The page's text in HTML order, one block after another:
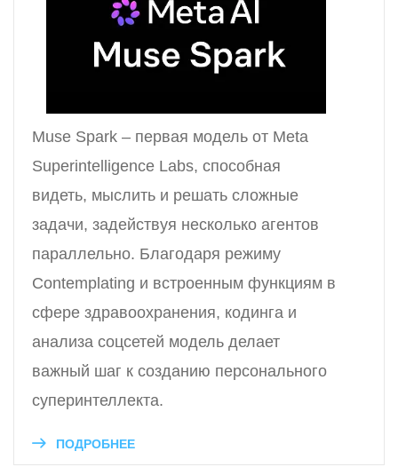
Muse Spark – первая модель от Meta
Superintelligence Labs, способная
видеть, мыслить и решать сложные
задачи, задействуя несколько агентов
параллельно. Благодаря режиму
Contemplating и встроенным функциям в
сфере здравоохранения, кодинга и
анализа соцсетей модель делает
важный шаг к созданию персонального
суперинтеллекта.
ПОДРОБНЕЕ